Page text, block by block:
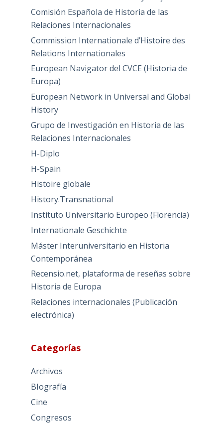
Comisión Española de Historia de las
Relaciones Internacionales
Commission Internationale d’Histoire des
Relations Internationales
European Navigator del CVCE (Historia de
Europa)
European Network in Universal and Global
History
Grupo de Investigación en Historia de las
Relaciones Internacionales
H-Diplo
H-Spain
Histoire globale
History.Transnational
Instituto Universitario Europeo (Florencia)
Internationale Geschichte
Máster Interuniversitario en Historia
Contemporánea
Recensio.net, plataforma de reseñas sobre
Historia de Europa
Relaciones internacionales (Publicación
electrónica)
Categorías
Archivos
BIografía
Cine
Congresos